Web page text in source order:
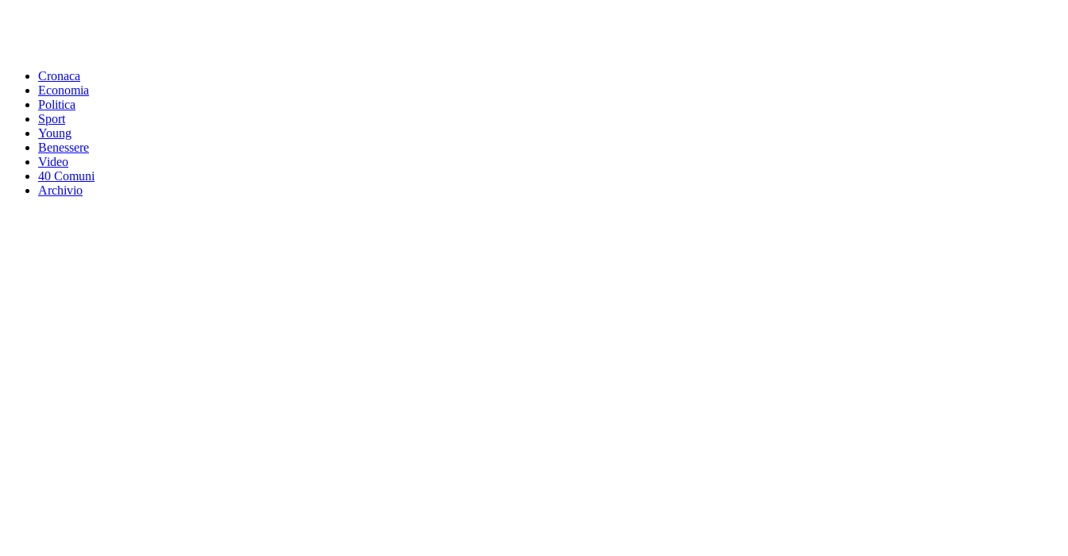
Cronaca
Economia
Politica
Sport
Young
Benessere
Video
40 Comuni
Archivio